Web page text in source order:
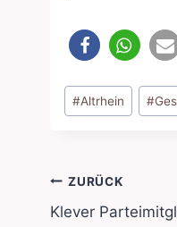
Schlagworte:
#Altrhein #
ZURÜCK
Klever